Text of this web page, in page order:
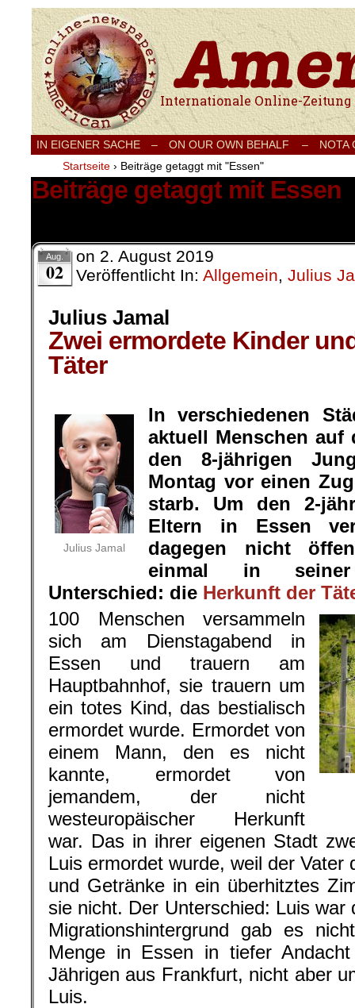
Internationale Onlinezeitung für Frieden,
IN EIGENER SACHE – ON OUR OWN BEHALF –
NOTA
Startseite › Beiträge getaggt mit "Essen"
Beiträge getaggt mit Essen
Aug.
02
on 2. August 2019
Veröffentlicht In: Allgemein, Julius
Julius Jamal
Zwei ermordete Kinder
Täter
Julius Jamal
In verschiedenen
aktuell Menschen auf
den 8-jährigen
Montag vor einen
starb. Um den 2-
Eltern in Essen
dagegen nicht
einmal in seiner
Unterschied: die Herkunft der
100 Menschen versammeln
sich am Dienstagabend in
Essen und trauern am
Hauptbahnhof, sie trauern um
ein totes Kind, das bestialisch
ermordet wurde. Ermordet von
einem Mann, den es nicht
kannte, ermordet von
jemandem, der nicht
westeuropäischer Herkunft
war. Das in ihrer eigenen Stadt
Luis ermordet wurde, weil der Vater
und Getränke in ein überhitztes
sie nicht. Der Unterschied: Luis war
Migrationshintergrund gab es
Menge in Essen in tiefer
Jährigen aus Frankfurt, nicht aber
Luis.